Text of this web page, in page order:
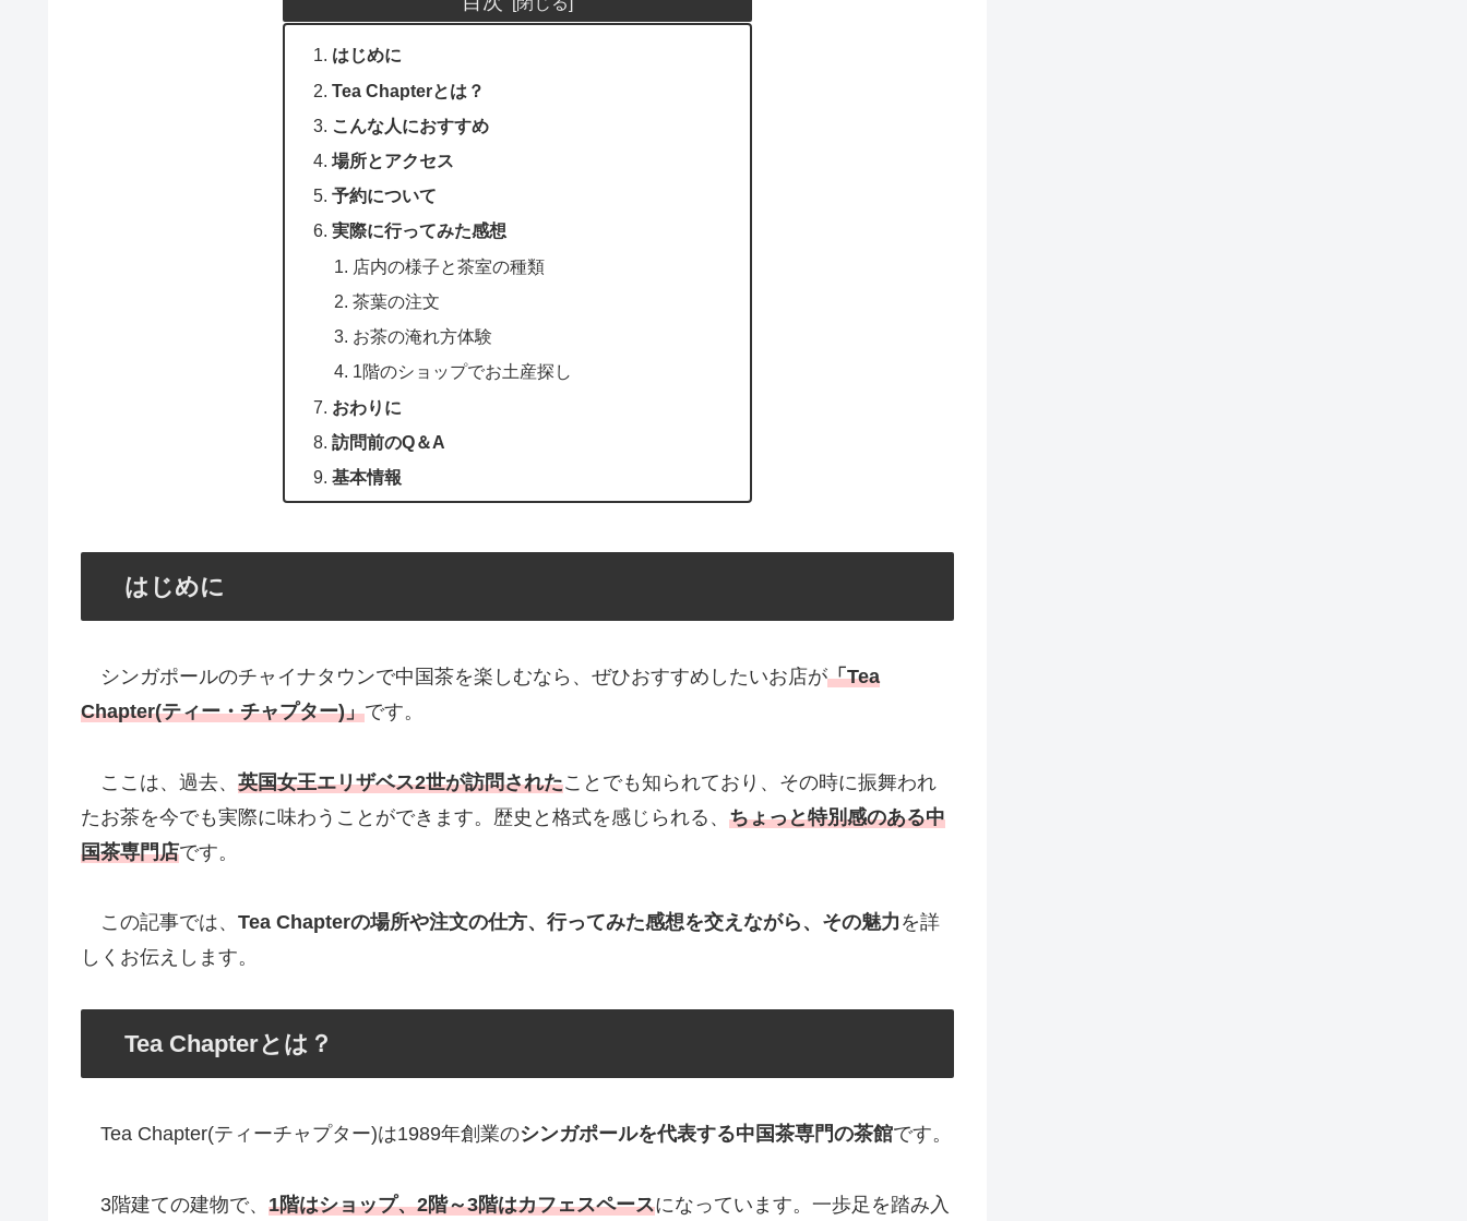
はじめに
Tea Chapterとは？
こんな人におすすめ
場所とアクセス
予約について
実際に行ってみた感想
店内の様子と茶室の種類
茶葉の注文
お茶の淹れ方体験
1階のショップでお土産探し
おわりに
訪問前のQ＆A
基本情報
はじめに
シンガポールのチャイナタウンで中国茶を楽しむなら、ぜひおすすめしたいお店が「Tea
Chapter(ティー・チャプター)」です。
ここは、過去、 英国女王エリザベス2世が訪問されたことでも知られており、その時に振舞われ
たお茶を今でも実際に味わうことができます。歴史と格式を感じられる、 ちょっと特別感のある中
国茶専門店です。
この記事では、 Tea Chapterの場所や注文の仕方、行ってみた感想を交えながら、その魅力 を詳
しくお伝えします。
Tea Chapterとは？
Tea Chapter(ティーチャプター)は1989年創業のシンガポールを代表する中国茶専門の茶館です。
3階建ての建物で、 1階はショップ、2階～3階はカフェスペースになっています。一歩足を踏み入